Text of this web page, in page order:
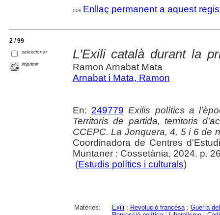
Enllaç permanent a aquest
2 / 99
seleccionar
imprimir
L'Exili català durant la
Ramon Arnabat Mata
Arnabat i Mata, Ramon
En: 249779 Exilis polítics a
Territoris de partida, territoris
CCEPC. La Jonquera, 4, 5 i 6 de
Coordinadora de Centres
Muntaner : Cossetània, 2024. p.
(Estudis polítics i culturals)
Matèries: Exili ; Revolució francesa; Guerra